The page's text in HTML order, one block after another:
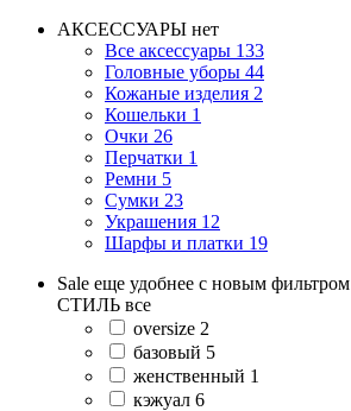
АКСЕССУАРЫ нет
Все аксессуары 133
Головные уборы 44
Кожаные изделия 2
Кошельки 1
Очки 26
Перчатки 1
Ремни 5
Сумки 23
Украшения 12
Шарфы и платки 19
Sale еще удобнее с новым фильтром
СТИЛЬ все
oversize 2
базовый 5
женственный 1
кэжуал 6